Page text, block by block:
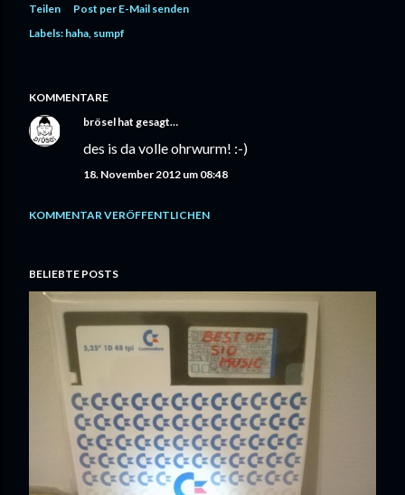
Teilen
Post per E-Mail senden
Labels: haha sumpf
KOMMENTARE
brösel hat gesagt…
des is da volle ohrwurm! :-)
18. November 2012 um 08:48
KOMMENTAR VERÖFFENTLICHEN
BELIEBTE POSTS